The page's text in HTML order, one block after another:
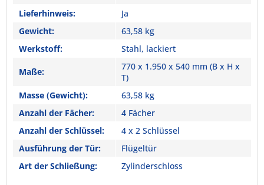
Lieferhinweis:
Ja
Gewicht:
63,58 kg
Werkstoff:
Stahl, lackiert
Maße:
770 x 1.950 x 540 mm (B x H x
T)
Masse (Gewicht):
63,58 kg
Anzahl der Fächer:
4 Fächer
Anzahl der Schlüssel:
4 x 2 Schlüssel
Ausführung der Tür:
Flügeltür
Art der Schließung:
Zylinderschloss